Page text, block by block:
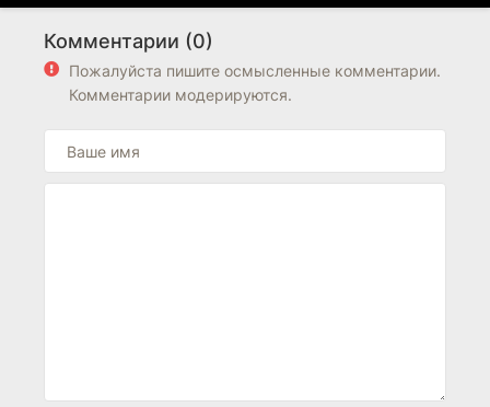
Комментарии (0)
Пожалуйста пишите осмысленные комментарии.
Комментарии модерируются.